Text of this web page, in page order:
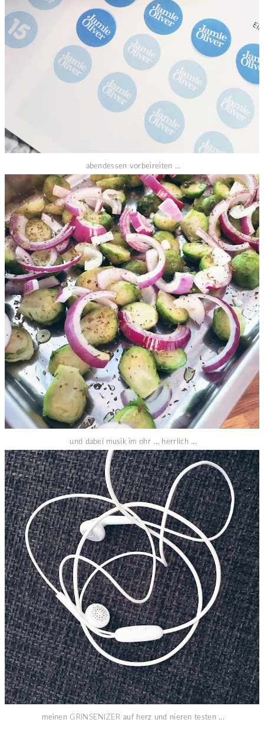
abendessen vorbeireiten ...
und dabei musik im ohr ... herrlich ...
meinenGRINSENIZER auf herz und nieren testen ...